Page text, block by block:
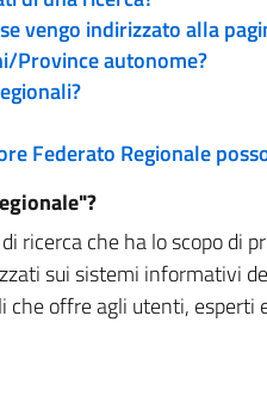
vengo indirizzato alla
Province autonome?
Federato Regionale
ricerca che ha lo scopo
sui sistemi informativi
offre agli utenti,